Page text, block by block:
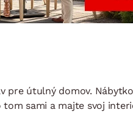
doplnky
pre útulný domov.
sami a majte svoj